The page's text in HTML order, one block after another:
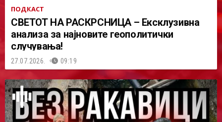
ПОДКАСТ
СВЕТОТ НА РАСКРСНИЦА – Ексклузивна
анализа за најновите геополитички
случувања!
27.07.2026. 09:19